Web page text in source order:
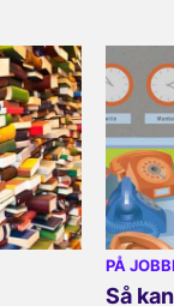
PÅ
Så